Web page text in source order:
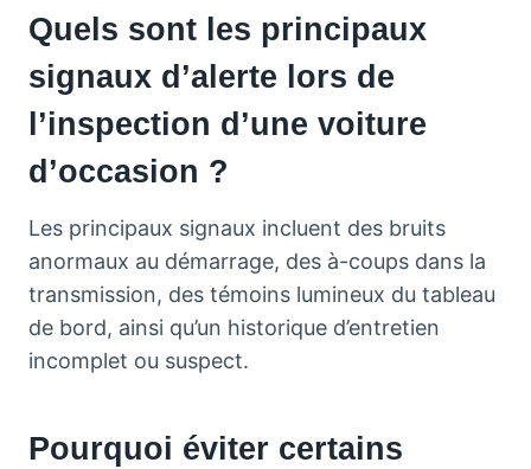
Quels sont les principaux
signaux d’alerte lors de
l’inspection d’une voiture
d’occasion ?
Les principaux signaux incluent des bruits
anormaux au démarrage, des à-coups dans la
transmission, des témoins lumineux du tableau
de bord, ainsi qu’un historique d’entretien
incomplet ou suspect.
Pourquoi éviter certains